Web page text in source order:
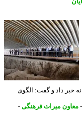
داد و گفت: الگوی
میراث فرهنگی-